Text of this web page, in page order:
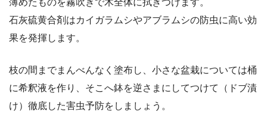
薄めたものを霧吹きで木全体に拭きつけます。
石灰硫黄合剤はカイガラムシやアブラムシの防虫に高い効
果を発揮します。
枝の間までまんべんなく塗布し、小さな盆栽については桶
に希釈液を作り、そこへ鉢を逆さまにしてつけて（ドブ漬
け）徹底した害虫予防をしましょう。